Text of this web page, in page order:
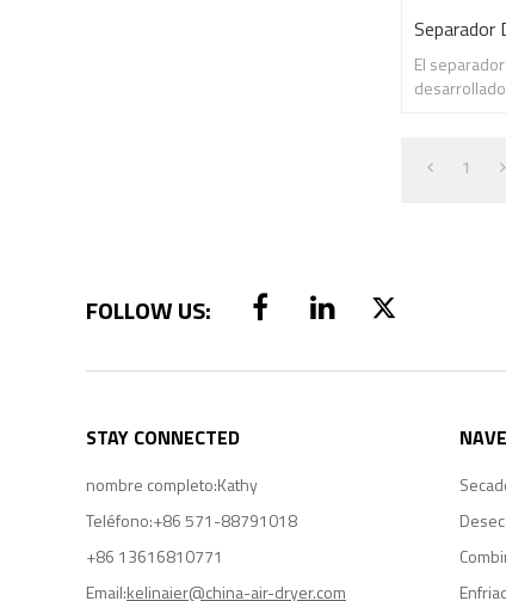
Separador
El
1
STAY CONNECTED
nombre completo:Kathy
Teléfono:+86 571-88791018
+86 13616810771
Email:kelinaier@china-air-dryer.com